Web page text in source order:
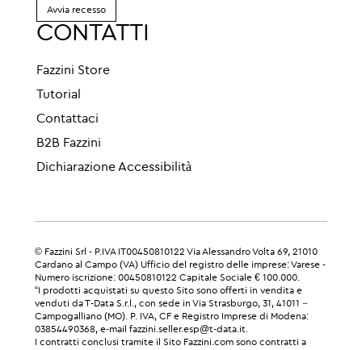
Avvia recesso
CONTATTI
Fazzini Store
Tutorial
Contattaci
B2B Fazzini
Dichiarazione Accessibilità
© Fazzini Srl - P.IVA IT00450810122 Via Alessandro Volta 69, 21010
Cardano al Campo (VA) Ufficio del registro delle imprese: Varese -
Numero iscrizione: 00450810122 Capitale Sociale € 100.000.
“I prodotti acquistati su questo Sito sono offerti in vendita e
venduti da T-Data S.r.l., con sede in Via Strasburgo, 31, 41011 –
Campogalliano (MO). P. IVA, CF e Registro Imprese di Modena:
03854490368, e-mail fazzini.seller.esp@t-data.it.
I contratti conclusi tramite il Sito Fazzini.com sono contratti a